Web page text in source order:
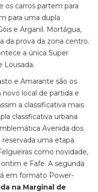
os carros partem para
para uma dupla
e Arganil. Mortágua,
da prova da zona centro.
a única Super
Lousada.
e Amarante são os
local de partida e
a classificativa mais
classficativa urbana
Avenida dos
reservada uma etapa
como novidade,
e Fafe. A segunda
em formato Power-
na Marginal de